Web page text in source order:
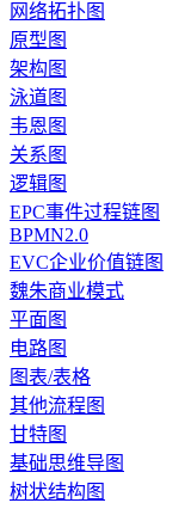
网络拓扑图
原型图
架构图
泳道图
韦恩图
关系图
逻辑图
EPC事件过程链图
BPMN2.0
EVC企业价值链图
魏朱商业模式
平面图
电路图
图表/表格
其他流程图
甘特图
基础思维导图
树状结构图